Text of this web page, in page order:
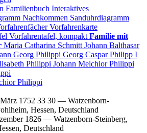
Familienbuch Interaktives
Nachkommen Sanduhrdiagramm
Vorfahrenkarte
Vorfahrentafel, kompakt Familie mit
Maria Catharina Schmitt Johann Balthasar
Georg Philippi Georg CasparPhilipp I
Philippi Johann MelchiorPhilippi
Philippi
1752 33 30 — Watzenborn-
Hessen, Deutschland
1826 — Watzenborn-Steinberg,
Deutschland